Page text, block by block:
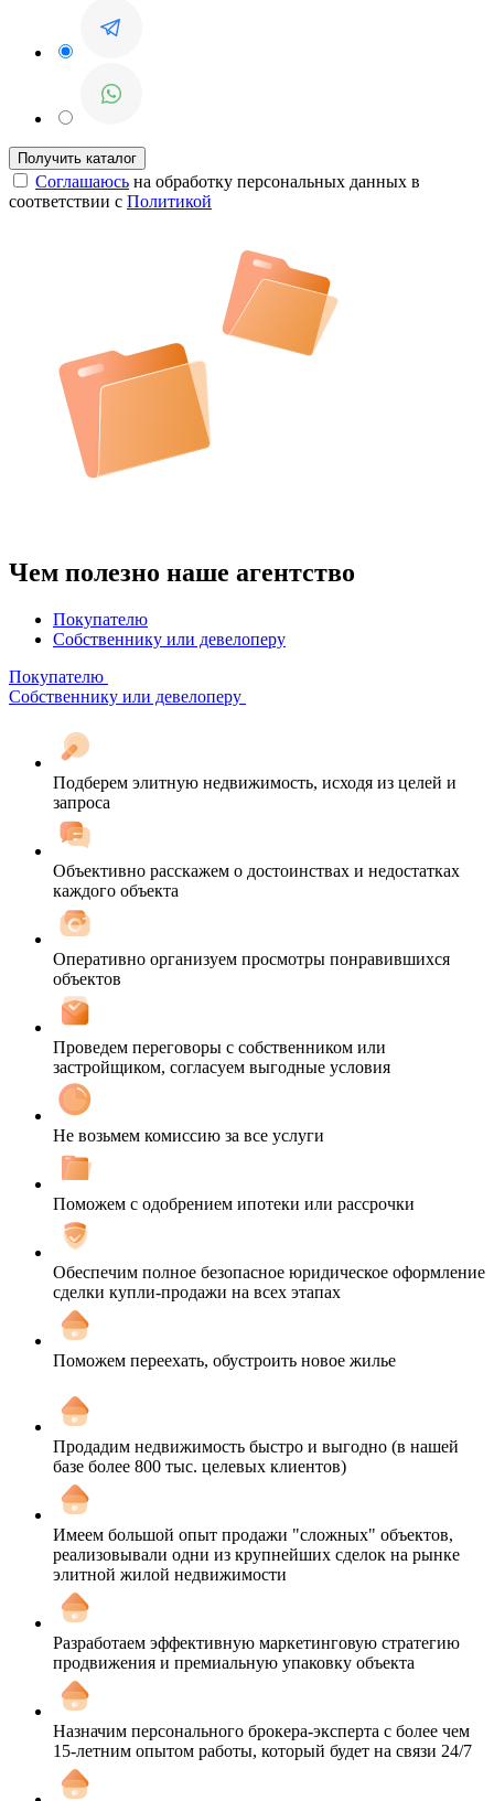
Соглашаюсь на обработку персональных данных в
соответствии с Политикой
Чем полезно наше агентство
Покупателю
Собственнику или девелоперу
Покупателю
Собственнику или девелоперу
Подберем элитную недвижимость, исходя из целей и
запроса
Объективно расскажем о достоинствах и недостатках
каждого объекта
Оперативно организуем просмотры понравившихся
объектов
Проведем переговоры с собственником или
застройщиком, согласуем выгодные условия
Не возьмем комиссию за все услуги
Поможем с одобрением ипотеки или рассрочки
Обеспечим полное безопасное юридическое оформление
сделки купли-продажи на всех этапах
Поможем переехать, обустроить новое жилье
Продадим недвижимость быстро и выгодно (в нашей
базе более 800 тыс. целевых клиентов)
Имеем большой опыт продажи "сложных" объектов,
реализовывали одни из крупнейших сделок на рынке
элитной жилой недвижимости
Разработаем эффективную маркетинговую стратегию
продвижения и премиальную упаковку объекта
Назначим персонального брокера-эксперта с более чем
15-летним опытом работы, который будет на связи 24/7